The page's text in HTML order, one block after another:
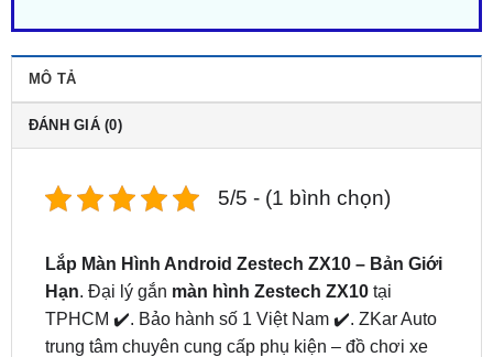
ĐÁNH GIÁ (0)
Lắp Màn Hình Android Zestech ZX10 – Bản Giới
TPHCM ✔️. Bảo hành số 1 Việt Nam ✔️. ZKar Auto
trung tâm chuyên cung cấp phụ kiện – đồ chơi xe
hơi cao cấp, chính hãng uy tín. Bảo hành chuẩn
mực dài hạn. Hỗ trợ khách hãng trọn đời. Liên hệ